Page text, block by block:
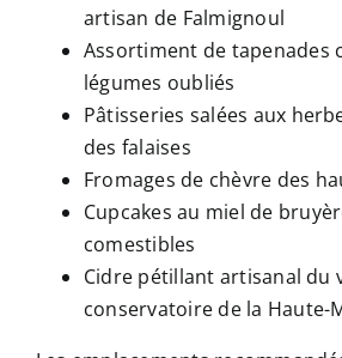
artisan de Falmignoul
Assortiment de tapenades
légumes oubliés
Pâtisseries salées aux
des falaises
Fromages de chèvre des
Cupcakes au miel de
comestibles
Cidre pétillant artisanal du
conservatoire de la Haute-